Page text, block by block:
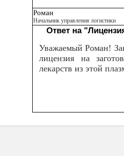
Роман
Начальник управления логистики
Ответ на
Уважаемый Роман!
лицензия на
лекарств из этой